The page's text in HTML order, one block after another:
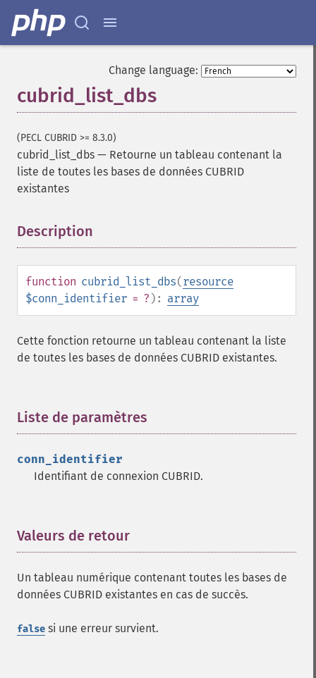
Change language:
cubrid_list_dbs
(PECL CUBRID >= 8.3.0)
cubrid_list_dbs — Retourne un tableau contenant la
liste de toutes les bases de données CUBRID
existantes
Description
function cubrid_list_dbs(resource
$conn_identifier = ? ): array
Cette fonction retourne un tableau contenant la liste
de toutes les bases de données CUBRID existantes.
Liste de paramètres
conn_identifier
Identifiant de connexion CUBRID.
Valeurs de retour
Un tableau numérique contenant toutes les bases de
données CUBRID existantes en cas de succès.
false si une erreur survient.